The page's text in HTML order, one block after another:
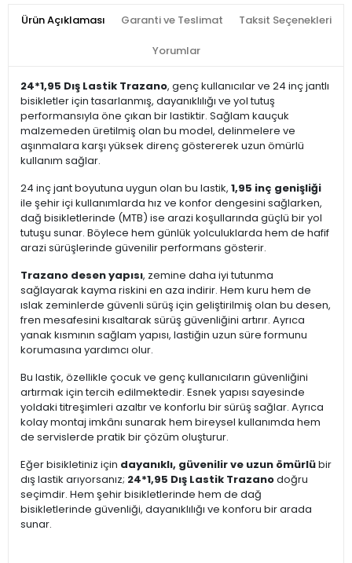
Ürün Açıklaması Garanti ve Teslimat Taksit Seçenekleri
Yorumlar
24*1,95 Dış Lastik Trazano, genç kullanıcılar ve 24 inç jantlı
bisikletler için tasarlanmış, dayanıklılığı ve yol tutuş
performansıyla öne çıkan bir lastiktir. Sağlam kauçuk
malzemeden üretilmiş olan bu model, delinmelere ve
aşınmalara karşı yüksek direnç göstererek uzun ömürlü
kullanım sağlar.
24 inç jant boyutuna uygun olan bu lastik, 1,95 inç genişliği
ile şehir içi kullanımlarda hız ve konfor dengesini sağlarken,
dağ bisikletlerinde (MTB) ise arazi koşullarında güçlü bir yol
tutuşu sunar. Böylece hem günlük yolculuklarda hem de hafif
arazi sürüşlerinde güvenilir performans gösterir.
Trazano desen yapısı, zemine daha iyi tutunma
sağlayarak kayma riskini en aza indirir. Hem kuru hem de
ıslak zeminlerde güvenli sürüş için geliştirilmiş olan bu desen,
fren mesafesini kısaltarak sürüş güvenliğini artırır. Ayrıca
yanak kısmının sağlam yapısı, lastiğin uzun süre formunu
korumasına yardımcı olur.
Bu lastik, özellikle çocuk ve genç kullanıcıların güvenliğini
artırmak için tercih edilmektedir. Esnek yapısı sayesinde
yoldaki titreşimleri azaltır ve konforlu bir sürüş sağlar. Ayrıca
kolay montaj imkânı sunarak hem bireysel kullanımda hem
de servislerde pratik bir çözüm oluşturur.
Eğer bisikletiniz için dayanıklı, güvenilir ve uzun ömürlübir
dış lastik arıyorsanız; 24*1,95 Dış Lastik Trazanodoğru
seçimdir. Hem şehir bisikletlerinde hem de dağ
bisikletlerinde güvenliği, dayanıklılığı ve konforu bir arada
sunar.